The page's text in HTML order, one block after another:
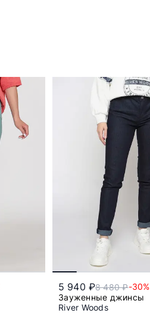
5 940 ₽8 480 ₽-30%
Зауженные джинсы
River Woods